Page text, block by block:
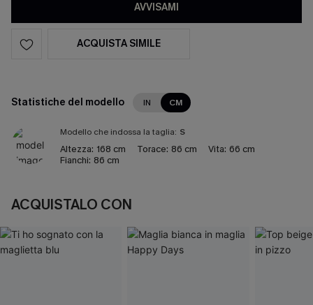
AVVISAMI
ACQUISTA SIMILE
Statistiche del modello IN CM
Modello che indossa la taglia: S
Altezza: 168 cm Torace: 86 cm Vita: 66 cm
Fianchi: 86 cm
ACQUISTALO CON